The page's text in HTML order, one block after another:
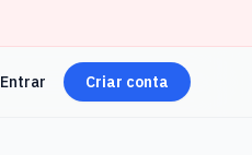
Entrar Criar conta